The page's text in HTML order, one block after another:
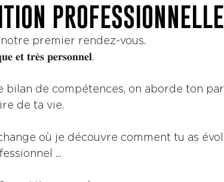
PROFESSIONNELLE]
premier rendez-vous.
𝐞𝐭 𝐭𝐫𝐞̀𝐬 𝐩𝐞𝐫𝐬𝐨𝐧𝐧𝐞𝐥.
bilan de compétences, on aborde ton
de ta vie.
où je découvre comment tu as
...